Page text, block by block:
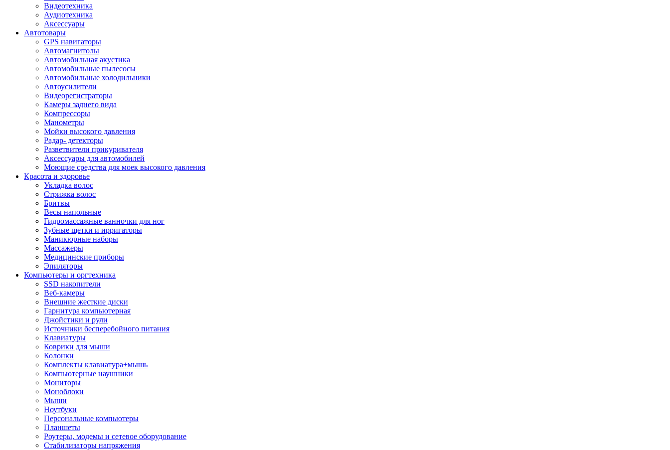
Видеотехника
Аудиотехника
Аксессуары
Автотовары
GPS навигаторы
Автомагнитолы
Автомобильная акустика
Автомобильные пылесосы
Автомобильные холодильники
Автоусилители
Видеорегистраторы
Камеры заднего вида
Компрессоры
Манометры
Мойки высокого давления
Радар- детекторы
Разветвители прикуривателя
Аксессуары для автомобилей
Моющие средства для моек высокого давления
Красота и здоровье
Укладка волос
Стрижка волос
Бритвы
Весы напольные
Гидромассажные ванночки для ног
Зубные щетки и ирригаторы
Маникюрные наборы
Массажеры
Медицинские приборы
Эпиляторы
Компьютеры и оргтехника
SSD накопители
Веб-камеры
Внешние жесткие диски
Гарнитура компьютерная
Джойстики и рули
Источники бесперебойного питания
Клавиатуры
Коврики для мыши
Колонки
Комплекты клавиатура+мышь
Компьютерные наушники
Мониторы
Моноблоки
Мыши
Ноутбуки
Персональные компьютеры
Планшеты
Роутеры, модемы и сетевое оборудование
Стабилизаторы напряжения